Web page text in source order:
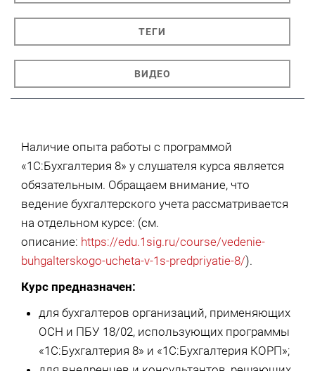
ТЕГИ
ВИДЕО
Наличие опыта работы с программой
«1С:Бухгалтерия 8» у слушателя курса является
обязательным. Обращаем внимание, что
ведение бухгалтерского учета рассматривается
на отдельном курсе: (см.
описание: https://edu.1sig.ru/course/vedenie-
buhgalterskogo-ucheta-v-1s-predpriyatie-8/).
Курс предназначен:
для бухгалтеров организаций, применяющих
ОСН и ПБУ 18/02, использующих программы
«1С:Бухгалтерия 8» и «1С:Бухгалтерия КОРП»;